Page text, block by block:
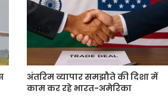
अंतरिम व्यापार समझौते की दिशा में
काम कर रहे भारत-अमेरिका